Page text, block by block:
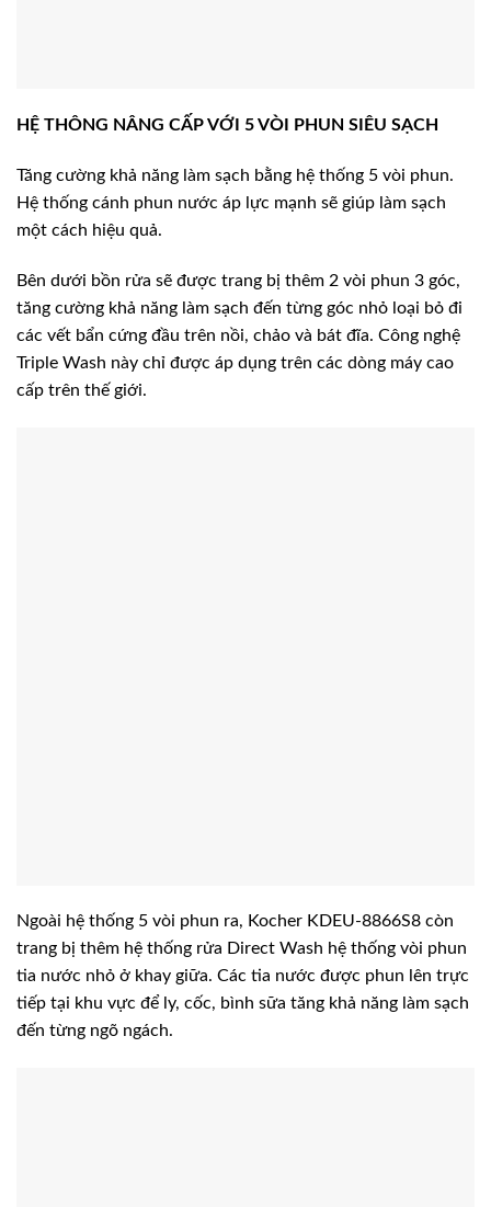
HỆ THÔNG NÂNG CẤP VỚI 5 VÒI PHUN SIÊU SẠCH
Tăng cường khả năng làm sạch bằng hệ thống 5 vòi phun.
Hệ thống cánh phun nước áp lực mạnh sẽ giúp làm sạch
một cách hiệu quả.
Bên dưới bồn rửa sẽ được trang bị thêm 2 vòi phun 3 góc,
tăng cường khả năng làm sạch đến từng góc nhỏ loại bỏ đi
các vết bẩn cứng đầu trên nồi, chảo và bát đĩa. Công nghệ
Triple Wash này chỉ được áp dụng trên các dòng máy cao
cấp trên thế giới.
Ngoài hệ thống 5 vòi phun ra, Kocher KDEU-8866S8 còn
trang bị thêm hệ thống rửa Direct Wash hệ thống vòi phun
tia nước nhỏ ở khay giữa. Các tia nước được phun lên trực
tiếp tại khu vực để ly, cốc, bình sữa tăng khả năng làm sạch
đến từng ngõ ngách.